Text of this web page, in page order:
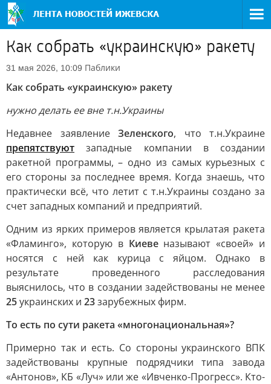
Как собрать «украинскую» ракету
31 мая 2026, 10:09 Паблики
Как собрать «украинскую» ракету
нужно делать ее вне т.н.Украины
Недавнее заявление Зеленского, что т.н.Украине
препятствуют западные компании в создании
ракетной программы, – одно из самых курьезных с
его стороны за последнее время. Когда знаешь, что
практически всё, что летит с т.н.Украины создано за
счет западных компаний и предприятий.
Одним из ярких примеров является крылатая ракета
«Фламинго», которую в Киевеназывают «своей» и
носятся с ней как курица с яйцом. Однако в
результате проведенного расследования
выяснилось, что в создании задействованы не менее
25украинских и 23зарубежных фирм.
То есть по сути ракета «многонациональная»?
Примерно так и есть. Со стороны украинского ВПК
задействованы крупные подрядчики типа завода
«Антонов», КБ «Луч» или же «Ивченко-Прогресс». Кто-